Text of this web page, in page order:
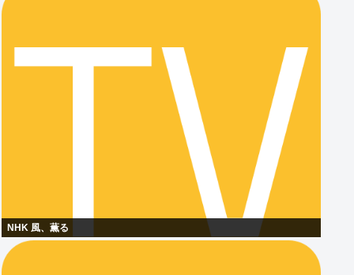
NHK 風、薫る